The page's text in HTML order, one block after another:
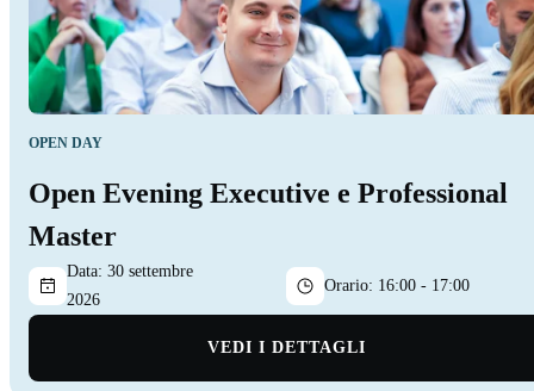
OPEN DAY
Open Evening Executive e Professional
Master
Data: 30 settembre
2026
Orario: 16:00 - 17:00
VEDI I DETTAGLI